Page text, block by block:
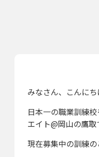
みなさん、こんにち
日本一の職業訓練
エイト@岡山の鷹取
現在募集中の訓練